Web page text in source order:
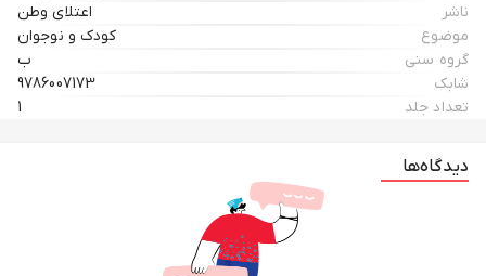
ناشر
اعتلای وطن
موضوع
کودک و نوجوان
گروه سنی
ب
شابک
9786007173
تعداد جلد
1
دیدگاه‌ها